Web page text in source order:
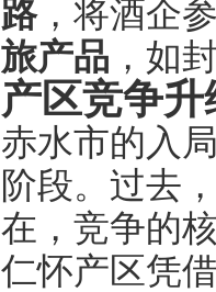
路，将酒企
旅产品 ，如
产区竞争
赤水市的入
阶段。过去
在，竞争的
仁怀产区凭